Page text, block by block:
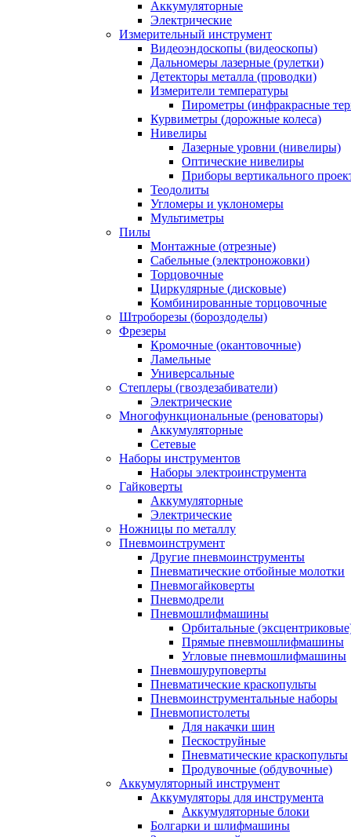
Аккумуляторные
Электрические
Измерительный инструмент
Видеоэндоскопы (видеоскопы)
Дальномеры лазерные (рулетки)
Детекторы металла (проводки)
Измерители температуры
Пирометры (инфракрасные
Курвиметры (дорожные колеса)
Нивелиры
Лазерные уровни (нивелиры)
Оптические нивелиры
Приборы вертикального
Теодолиты
Угломеры и уклономеры
Мультиметры
Пилы
Монтажные (отрезные)
Сабельные (электроножовки)
Торцовочные
Циркулярные (дисковые)
Комбинированные торцовочные
Штроборезы (бороздоделы)
Фрезеры
Кромочные (окантовочные)
Ламельные
Универсальные
Степлеры (гвоздезабиватели)
Электрические
Многофункциональные (реноваторы)
Аккумуляторные
Сетевые
Наборы инструментов
Наборы электроинструмента
Гайковерты
Аккумуляторные
Электрические
Ножницы по металлу
Пневмоинструмент
Другие пневмоинструменты
Пневматические отбойные молотки
Пневмогайковерты
Пневмодрели
Пневмошлифмашины
Орбитальные
Прямые пневмошлифмашины
Угловые пневмошлифмашины
Пневмошуруповерты
Пневматические краскопульты
Пневмоинструментальные наборы
Пневмопистолеты
Для накачки шин
Пескоструйные
Пневматические краскопульты
Продувочные (обдувочные)
Аккумуляторный инструмент
Аккумуляторы для инструмента
Аккумуляторные блоки
Болгарки и шлифмашины